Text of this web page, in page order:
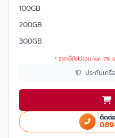
100GB
200GB
300GB
* ราคานี้ยังไม่รวม Vat 7%
ประกันเค
ติดต่